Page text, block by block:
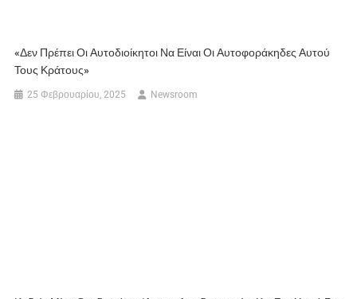
«Δεν Πρέπει Οι Αυτοδιοίκητοι Να Είναι Οι Αυτοφοράκηδες Αυτού
Τους Κράτους»
25 Φεβρουαρίου, 2025 Newsroom